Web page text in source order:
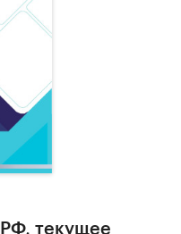
текущее